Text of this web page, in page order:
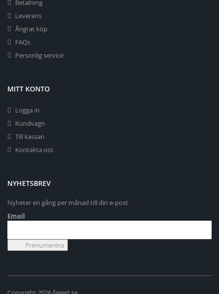
Betalning
Leverans
Ångrat köp
FAQs
Personlig service
MITT KONTO
Logga in
Kundvagn
Till kassan
Kontakta oss
NYHETSBREV
Nyheter en gång per månad till din e-post
Email